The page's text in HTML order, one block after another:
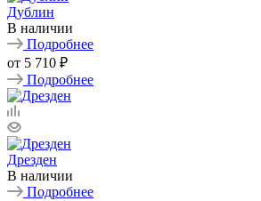
Дублин
В наличии
Подробнее
от 5 710 ₽
Подробнее
Дрезден
В наличии
Подробнее